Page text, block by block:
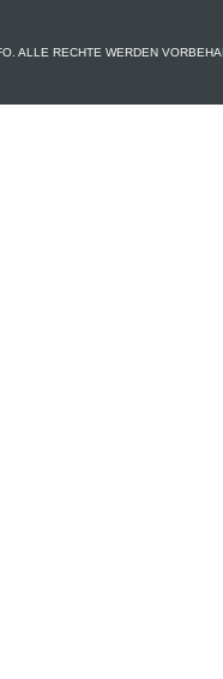
ALLE RECHTE WERDEN